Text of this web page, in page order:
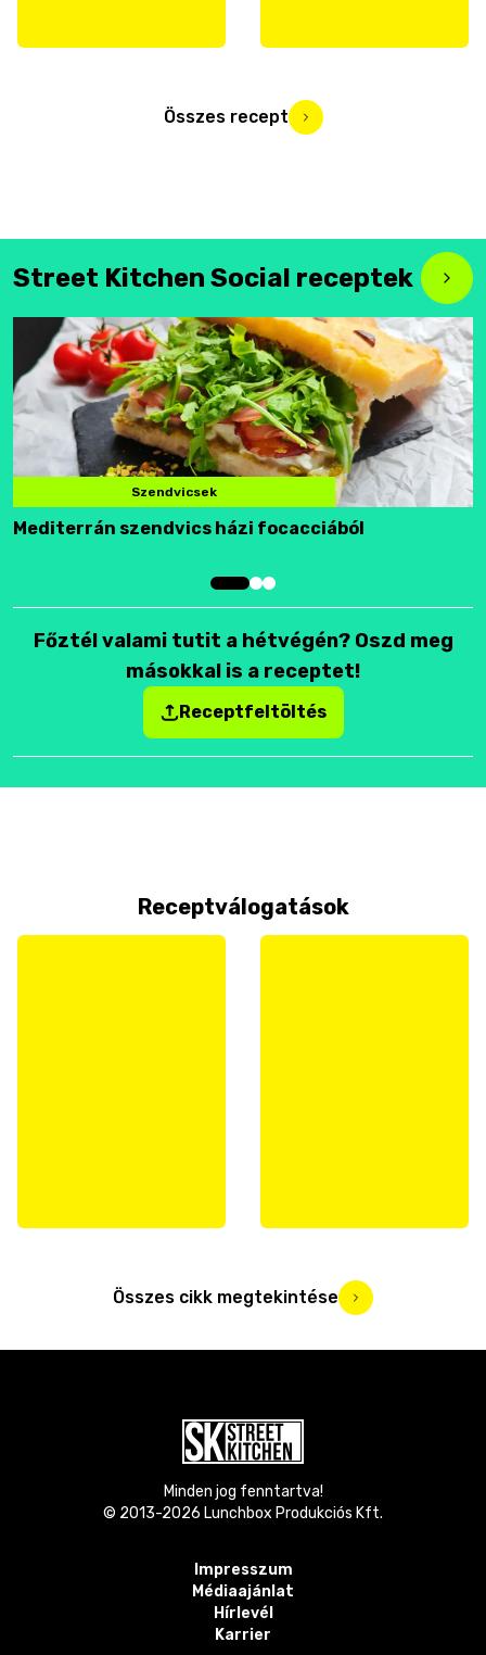
Összes recept
Street Kitchen Social receptek
Szendvicsek
Mediterrán szendvics házi focacciából
Főztél valami tutit a hétvégén? Oszd meg
másokkal is a receptet!
Receptfeltöltés
Receptválogatások
Összes cikk megtekintése
Minden jog fenntartva!
© 2013-2026 Lunchbox Produkciós Kft.
Impresszum
Médiaajánlat
Hírlevél
Karrier